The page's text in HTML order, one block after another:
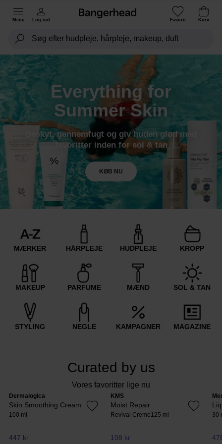
Menu Log ind Favorit Kurv
Everything for
Summer Skin
Beskyt, gennemfugt og giv huden glød med
favoritter inden for sol & tan
KØB NU
MÆRKER HÅRPLEJE HUDPLEJE KROPP
MAKEUP PARFUME MÆND SOL & TAN
STYLING NEGLE KAMPAGNER MAGAZINE
Curated by us
Vores favoritter lige nu
Dermalogica
Skin Smoothing Cream
100 ml
447 kr
KMS
Moist Repair
Revival Creme125 ml
108 kr
30